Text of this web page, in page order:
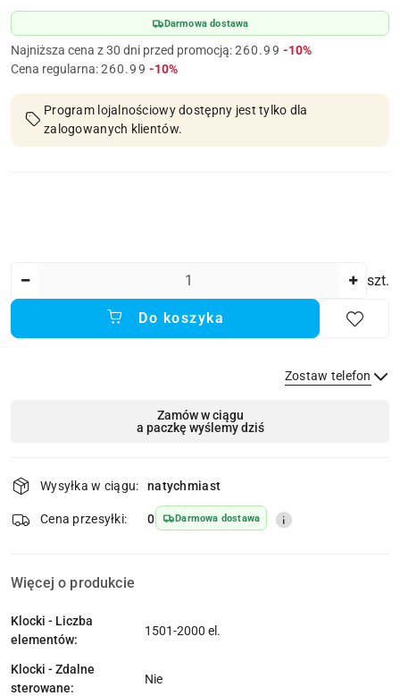
Darmowa dostawa
Najniższa cena z 30 dni przed promocją:260.99 Rabat:
-10%
Cena regularna:260.99 Rabat:
-10%
Program lojalnościowy dostępny jest tylko dla
zalogowanych klientów.
szt.
Do koszyka
Zostaw telefon
Zamów w ciągu
a paczkę wyślemy dziś
Wysyłka w ciągu: natychmiast
Cena przesyłki: 0 Darmowa dostawa
Więcej o produkcie
Klocki - Liczba
elementów:
1501-2000 el.
Klocki - Zdalne
sterowane:
Nie